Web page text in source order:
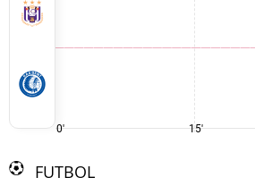
0' 15'
FUTBOL